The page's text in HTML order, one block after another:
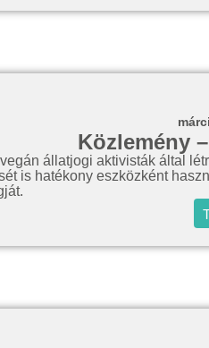
Közlemény
állatjogi aktivisták által
is hatékony eszközként